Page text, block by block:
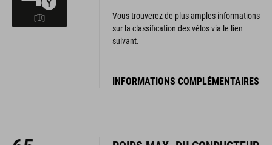
Vous trouverez de plus amples informations
sur la classification des vélos via le lien
suivant.
INFORMATIONS COMPLÉMENTAIRES